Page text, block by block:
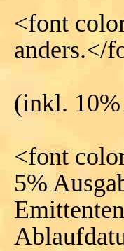
<font
anders.</
(inkl.
<font
5%